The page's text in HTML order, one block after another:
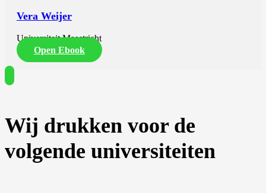
Vera Weijer
Universiteit Maastricht
Open Ebook
Wij drukken voor de
volgende universiteiten